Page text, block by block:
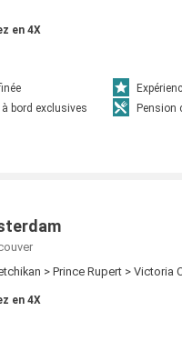
en 4X
bord exclusives
Pension
> Prince Rupert > Victoria
en 4X